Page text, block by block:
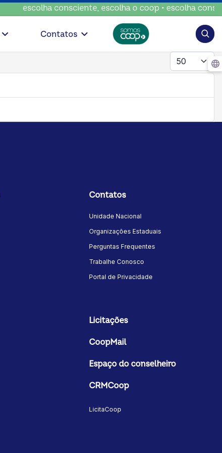
escolha consciente, escolha o coop • escolha
Contatos
Mostrar #
Contatos
Unidade Nacional
Organizações Estaduais
Perguntas Frequentes
Trabalhe Conosco
Portal de Privacidade
Licitações
CoopMail
Espaço do conselheiro
CRMCoop
LicitaCoop